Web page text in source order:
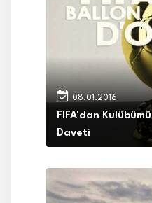
08.01.2016
FIFA'dan
Daveti